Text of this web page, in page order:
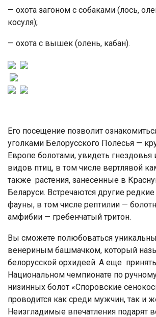
— охота загоном с собаками (лось,
косуля);
— охота с вышек (олень, кабан).
Его посещение позволит
уголками Белорусского Полесья —
Европе болотами, увидеть
видов птиц, в том числе вертлявой
также растения, занесенные в
Беларуси. Встречаются другие
фауны, в том числе рептилии —
амфибии — гребенчатый тритон.
Вы сможете полюбоваться
венериным башмачком, который
белорусской орхидеей. А еще
Национальном чемпионате по
низинных болот «Споровские
проводится как среди мужчин, так и
Неизгладимые впечатления подарят